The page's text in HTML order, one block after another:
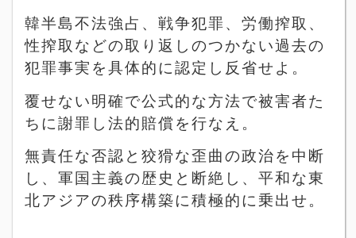
韓半島不法強占、戦争犯罪、労働搾取、
性搾取などの取り返しのつかない過去の
犯罪事実を具体的に認定し反省せよ。
覆せない明確で公式的な方法で被害者た
ちに謝罪し法的賠償を行なえ。
無責任な否認と狡猾な歪曲の政治を中断
し、軍国主義の歴史と断絶し、平和な東
北アジアの秩序構築に積極的に乗出せ。